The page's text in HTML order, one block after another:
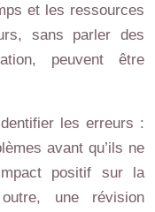
et les ressources
sans parler des
peuvent être
les erreurs :
avant qu’ils ne
positif sur la
une révision